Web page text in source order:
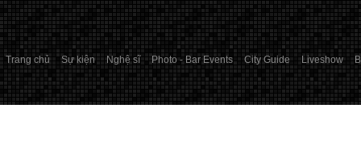
Trang chủ Sự kiện Nghệ sĩ Photo - Bar Events City Guide Liveshow